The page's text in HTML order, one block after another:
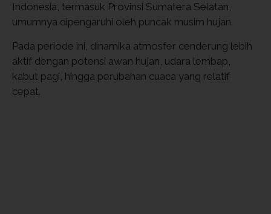
Indonesia, termasuk Provinsi Sumatera Selatan,
umumnya dipengaruhi oleh puncak musim hujan.
Pada periode ini, dinamika atmosfer cenderung lebih
aktif dengan potensi awan hujan, udara lembap,
kabut pagi, hingga perubahan cuaca yang relatif
cepat.